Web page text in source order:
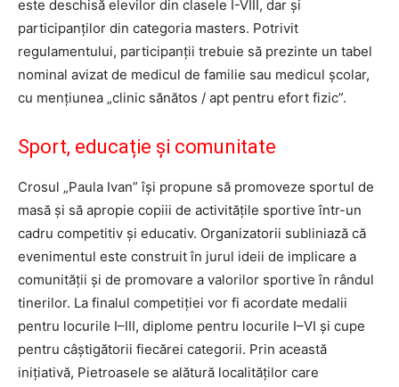
este deschisă elevilor din clasele I-VIII, dar și
participanților din categoria masters. Potrivit
regulamentului, participanții trebuie să prezinte un tabel
nominal avizat de medicul de familie sau medicul școlar,
cu mențiunea „clinic sănătos / apt pentru efort fizic”.
Sport, educație și comunitate
Crosul „Paula Ivan” își propune să promoveze sportul de
masă și să apropie copiii de activitățile sportive într-un
cadru competitiv și educativ. Organizatorii subliniază că
evenimentul este construit în jurul ideii de implicare a
comunității și de promovare a valorilor sportive în rândul
tinerilor. La finalul competiției vor fi acordate medalii
pentru locurile I–III, diplome pentru locurile I–VI și cupe
pentru câștigătorii fiecărei categorii. Prin această
inițiativă, Pietroasele se alătură localităților care